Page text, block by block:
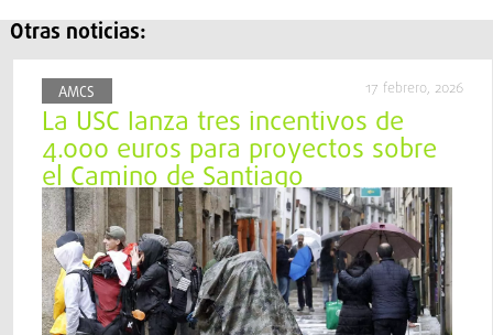
Otras noticias:
AMCS 17 febrero, 2026
La USC lanza tres incentivos de
4.000 euros para proyectos sobre
el Camino de Santiago